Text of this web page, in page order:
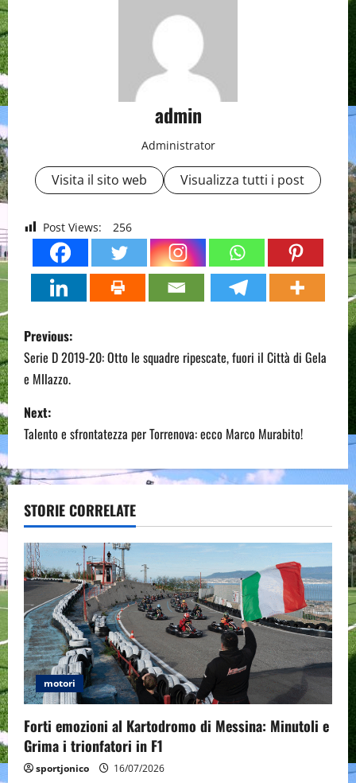
admin
Administrator
Visita il sito web Visualizza tutti i post
Post Views: 256
P
o
s
t
n
a
v
i
g
a
t
i
o
n
Previous:
Serie D 2019-20: Otto le squadre ripescate, fuori il Città di Gela
e MIlazzo.
Next:
Talento e sfrontatezza per Torrenova: ecco Marco Murabito!
STORIE CORRELATE
motori
Forti emozioni al Kartodromo di Messina: Minutoli e
Grima i trionfatori in F1
sportjonico 16/07/2026